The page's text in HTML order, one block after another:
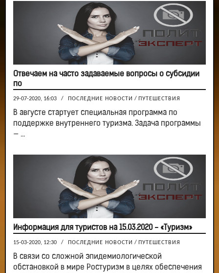
Отвечаем на часто задаваемые вопросы о субсидии
по
29-07-2020, 16:03 / ПОСЛЕДНИЕ НОВОСТИ / ПУТЕШЕСТВИЯ
В августе стартует специальная программа по
поддержке внутреннего туризма. Задача программы
— ...
Информация для туристов на 15.03.2020 - «Туризм»
15-03-2020, 12:30 / ПОСЛЕДНИЕ НОВОСТИ / ПУТЕШЕСТВИЯ
В связи со сложной эпидемиологической
обстановкой в мире Ростуризм в целях обеспечения